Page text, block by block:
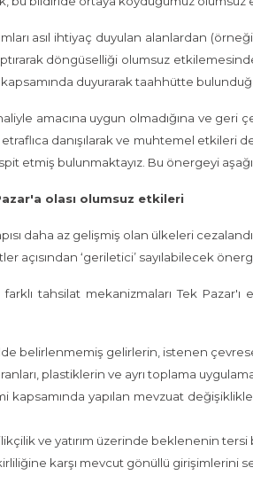
asıl ihtiyaç duyulan alanlardan
döngüselliği olumsuz
duyurarak taahhütte
amacına uygun olmadığına ve geri
danışılarak ve muhtemel etkileri
etmiş bulunmaktayız. Bu önergeyi
olası olumsuz etkileri
daha az gelişmiş olan ülkeleri
açısından ‘geriletici’ sayılabilecek
tahsilat mekanizmaları Tek Pazar'ı
belirlenmemiş gelirlerin, istenen
plastiklerin ve ayrı toplama
kapsamında yapılan mevzuat
ve yatırım üzerinde beklenenin tersi
karşı mevcut gönüllü girişimlerini